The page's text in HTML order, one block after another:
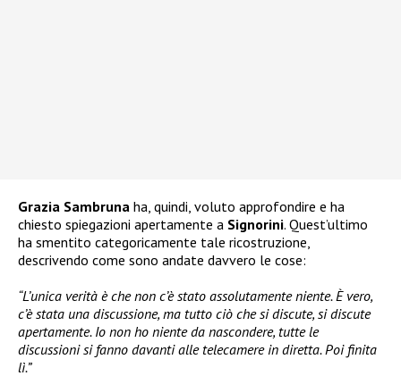
Grazia Sambruna ha, quindi, voluto approfondire e ha
chiesto spiegazioni apertamente a Signorini. Quest’ultimo
ha smentito categoricamente tale ricostruzione,
descrivendo come sono andate davvero le cose:
“L’unica verità è che non c’è stato assolutamente niente. È vero,
c’è stata una discussione, ma tutto ciò che si discute, si discute
apertamente. Io non ho niente da nascondere, tutte le
discussioni si fanno davanti alle telecamere in diretta. Poi finita
lì.”